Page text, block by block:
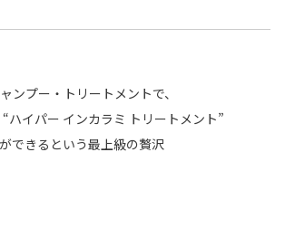
ンプー・トリートメントで、
ハイパー インカラミ トリートメント”
ができるという最上級の贅沢